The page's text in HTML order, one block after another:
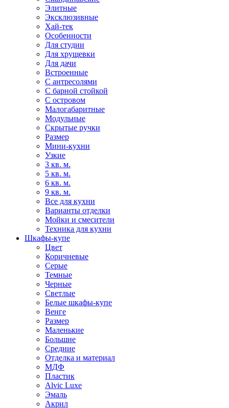
Элитные
Эксклюзивные
Хай-тек
Особенности
Для студии
Для хрущевки
Для дачи
Встроенные
С антресолями
С барной стойкой
С островом
Малогабаритные
Модульные
Скрытые ручки
Размер
Мини-кухни
Узкие
3 кв. м.
5 кв. м.
6 кв. м.
9 кв. м.
Все для кухни
Варианты отделки
Мойки и смесители
Техника для кухни
Шкафы-купе
Цвет
Коричневые
Серые
Темные
Черные
Светлые
Белые шкафы-купе
Венге
Размер
Маленькие
Большие
Средние
Отделка и материал
МДФ
Пластик
Alvic Luxe
Эмаль
Акрил